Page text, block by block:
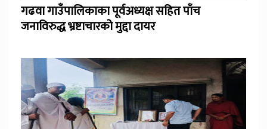
गढवा गाउँपालिकाका पूर्वअध्यक्ष सहित पाँच
जनाविरुद्ध भ्रष्टाचारको मुद्दा दायर